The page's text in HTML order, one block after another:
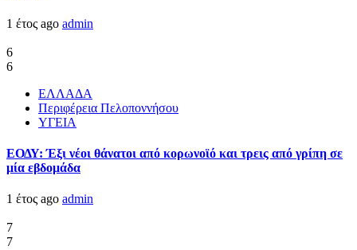
1 έτος ago admin
6
6
ΕΛΛΑΔΑ
Περιφέρεια Πελοποννήσου
ΥΓΕΙΑ
ΕΟΔΥ: Έξι νέοι θάνατοι από κορωνοϊό και τρεις από γρίπη σε
μία εβδομάδα
1 έτος ago admin
7
7